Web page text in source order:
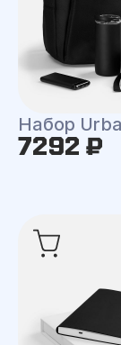
Набор
7292 ₽